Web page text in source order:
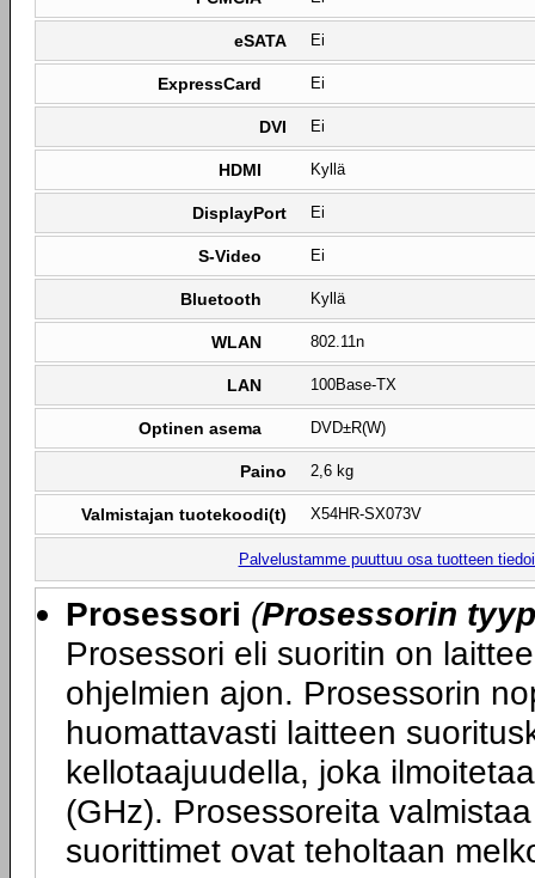
eSATA Ei
ExpressCard Ei
DVI Ei
HDMI Kyllä
DisplayPort Ei
S-Video Ei
Bluetooth Kyllä
WLAN 802.11n
LAN 100Base-TX
Optinen asema DVD±R(W)
Paino 2,6 kg
Valmistajan tuotekoodi(t) X54HR-SX073V
Palvelustamme puuttuu osa tuotteen
Prosessori (Prosessorin
Prosessori eli suoritin on
ohjelmien ajon. Prosessorin
huomattavasti laitteen
kellotaajuudella, joka
(GHz). Prosessoreita
suorittimet ovat teholtaan